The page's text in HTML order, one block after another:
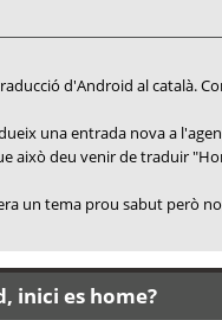
d'Android al català.
una entrada nova a
això deu venir de traduir
un tema prou sabut però
inici es home?